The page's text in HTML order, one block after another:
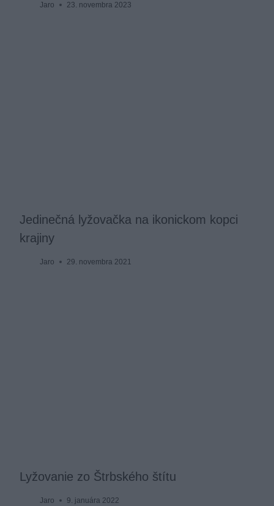
Jaro 23. novembra 2023
Jedinečná lyžovačka na ikonickom kopci
krajiny
Jaro 29. novembra 2021
Lyžovanie zo Štrbského štítu
Jaro 9. januára 2022